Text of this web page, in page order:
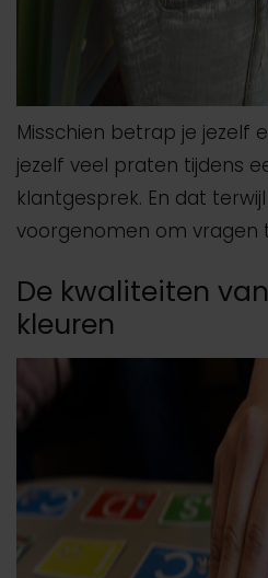
Misschien betrap je jezelf
jezelf veel praten tijdens
klantgesprek. En dat
voorgenomen om vragen
De kwaliteiten
kleuren